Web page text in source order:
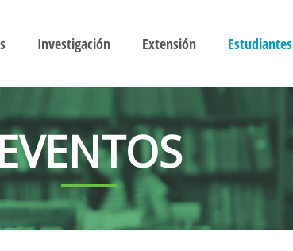
Investigación Extensión Estudiantes